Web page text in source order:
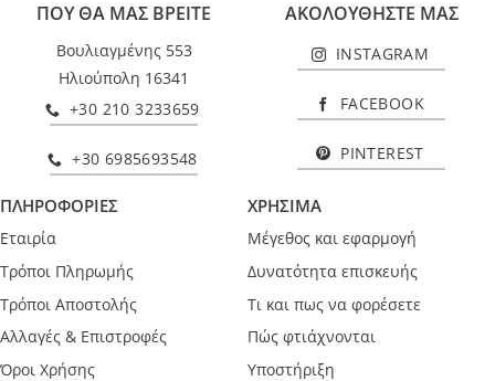
ΠΟΥ ΘΑ ΜΑΣ ΒΡΕΙΤΕ
Βουλιαγμένης 553
Ηλιούπολη 16341
+30 210 3233659
+30 6985693548
ΑΚΟΛΟΥΘΗΣΤΕ ΜΑΣ
INSTAGRAM
FACEBOOK
PINTEREST
ΠΛΗΡΟΦΟΡΙΕΣ
Εταιρία
Τρόποι Πληρωμής
Τρόποι Αποστολής
Αλλαγές & Επιστροφές
Όροι Χρήσης
ΧΡΗΣΙΜΑ
Μέγεθος και εφαρμογή
Δυνατότητα επισκευής
Τι και πως να φορέσετε
Πώς φτιάχνονται
Υποστήριξη